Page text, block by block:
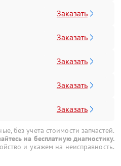
Заказать
Заказать
Заказать
Заказать
Заказать
без учета стоимости запчастей.
на бесплатную диагностику.
и укажем на неисправность.